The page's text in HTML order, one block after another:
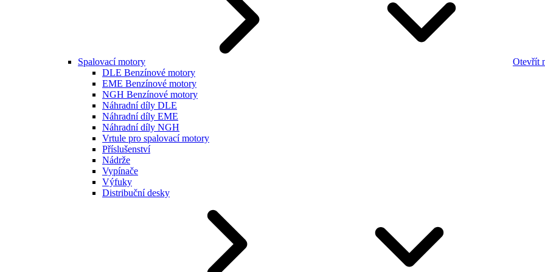
Spalovací motory
Otevřít
DLE Benzínové motory
EME Benzínové motory
NGH Benzínové motory
Náhradní díly DLE
Náhradní díly EME
Náhradní díly NGH
Vrtule pro spalovací motory
Příslušenství
Nádrže
Vypínače
Výfuky
Distribuční desky